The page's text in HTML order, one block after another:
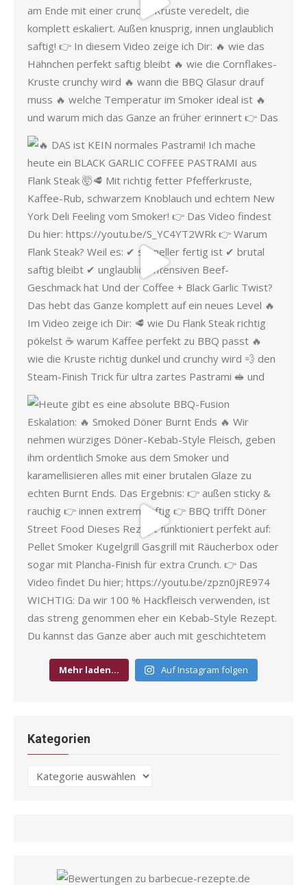
Mehr laden… Auf Instagram folgen
Kategorien
Kategorien